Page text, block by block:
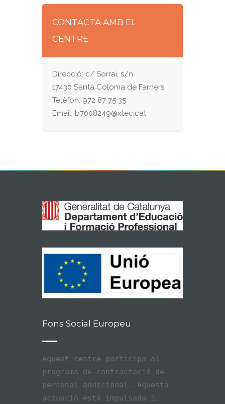
CONTACTA AMB EL
CENTRE
Direcció: c/ Sorrai, s/n
17430 Santa Coloma de Farners
Telèfon: 972 87 75 35
Email: b7008249@xtec.cat
Fons Social Europeu
Aquest centre participa al
programa de contractació de
personal addicional. Aquesta
actuació està impulsada i